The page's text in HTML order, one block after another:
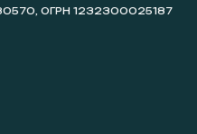
ОГРН 1232300025187